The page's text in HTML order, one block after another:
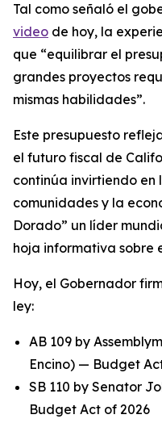
Tal como señaló el
video de hoy, la
que “equilibrar el
grandes proyectos
mismas habilidades”.
Este presupuesto
el futuro fiscal de
continúa invirtiendo en
comunidades y la
Dorado” un líder
hoja informativa sobre
Hoy, el Gobernador
ley:
AB 109 by
Encino) — Budget
SB 110 by Senator
Budget Act of 2026